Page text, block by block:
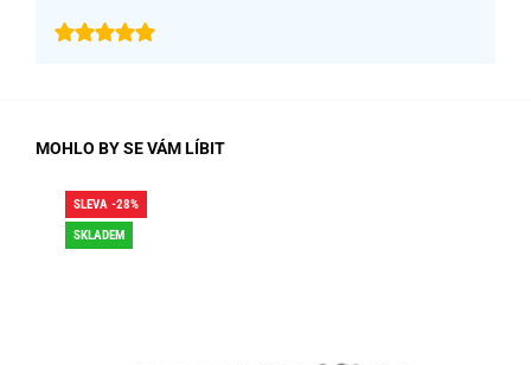
MOHLO BY SE VÁM LÍBIT
SLEVA -28%
SKLADEM